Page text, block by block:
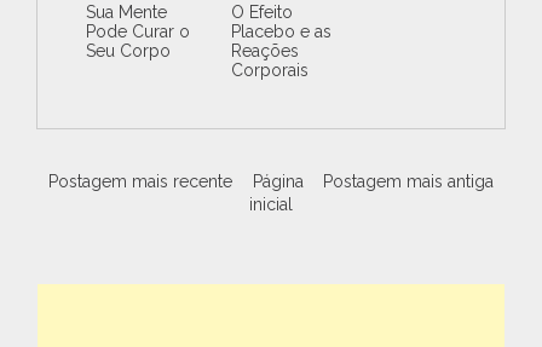
Sua Mente
Pode Curar o
Seu Corpo
O Efeito
Placebo e as
Reações
Corporais
Postagem mais recente Postagem mais antiga
Página
inicial